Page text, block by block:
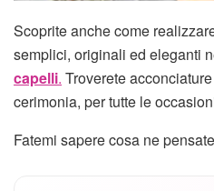
Scoprite anche come
semplici, originali ed eleganti
capelli. Troverete
cerimonia, per tutte le
Fatemi sapere cosa ne